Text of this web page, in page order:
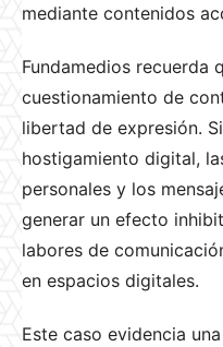
mediante contenidos
Fundamedios recuerda
cuestionamiento de
libertad de expresión.
hostigamiento digital,
personales y los
generar un efecto
labores de
en espacios digitales.
Este caso evidencia